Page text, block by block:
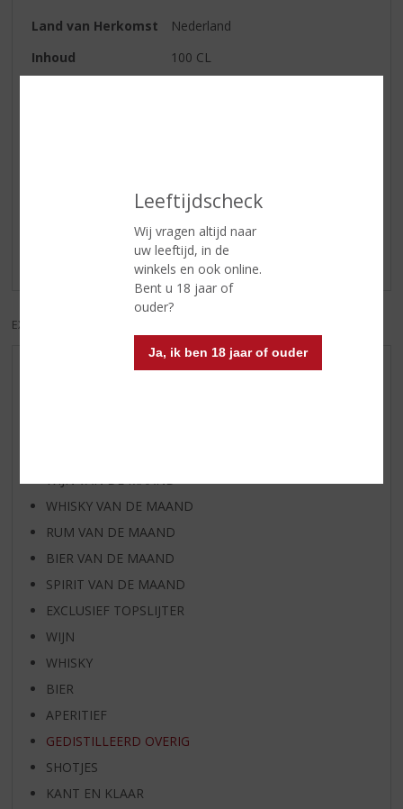
Leeftijdscheck
Wij vragen altijd naar
uw leeftijd, in de
winkels en ook online.
Bent u 18 jaar of
ouder?
Ja, ik ben 18 jaar of ouder
Land van Herkomst
Nederland
Inhoud
100 CL
Reviews
Schrijf een review
Er zijn nog geen reviews geplaatst voor dit product
EXCL. BTW
AANBIEDINGEN
WIJN VAN DE MAAND
WHISKY VAN DE MAAND
RUM VAN DE MAAND
BIER VAN DE MAAND
SPIRIT VAN DE MAAND
EXCLUSIEF TOPSLIJTER
WIJN
WHISKY
BIER
APERITIEF
GEDISTILLEERD OVERIG
SHOTJES
KANT EN KLAAR